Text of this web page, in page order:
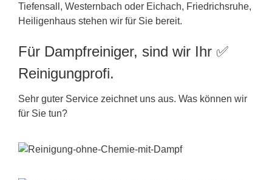
Tiefensall, Westernbach oder Eichach, Friedrichsruhe,
Heiligenhaus stehen wir für Sie bereit.
Für Dampfreiniger, sind wir Ihr ✅
Reinigungprofi.
Sehr guter Service zeichnet uns aus. Was können wir
für Sie tun?